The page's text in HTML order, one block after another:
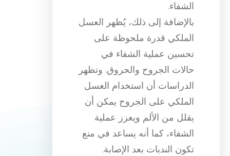
الشفاء.
بالإضافة إلى ذلك، يُظهر العسل
الملكي قدرة ملحوظة على
تحسين عملية الشفاء في
حالات الجروح والحروق. وتظهر
الدراسات أن استخدام العسل
الملكي على الجروح يمكن أن
يقلل من الألم ويعزز عملية
الشفاء، كما أنه يساعد في منع
تكون الندبات بعد الإصابة.